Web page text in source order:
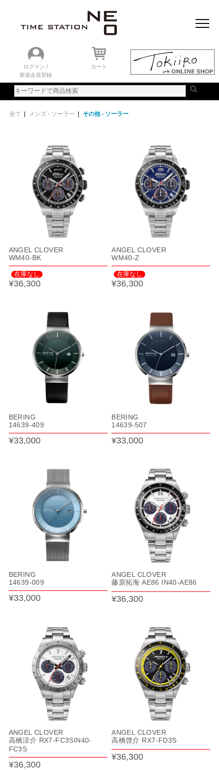
ログイン /
新規会員登録
カート
全て | メンズ - ソーラー | その他 - ソーラー
ANGEL CLOVER
WM40-BK
在庫なし
¥36,300
ANGEL CLOVER
WM40-Z
在庫なし
¥36,300
BERING
14639-409
¥33,000
BERING
14639-507
¥33,000
BERING
14639-009
¥33,000
ANGEL CLOVER
藤原拓海 AE86 IN40-AE86
¥36,300
ANGEL CLOVER
高橋涼介 RX7-FC3SIN40-
FC3S
¥36,300
ANGEL CLOVER
高橋啓介 RX7-FD3S
¥36,300
おすすめアイテム
ニュース＆トピック
時計を探す
ランキング
ご利用ガイド